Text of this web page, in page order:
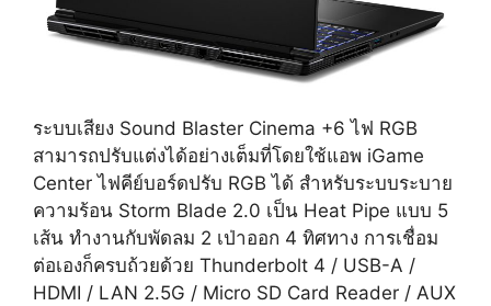
ระบบเสียง Sound Blaster Cinema +6 ไฟ RGB
สามารถปรับแต่งได้อย่างเต็มที่โดยใช้แอพ iGame
Center ไฟคีย์บอร์ดปรับ RGB ได้ สำหรับระบบระบาย
ความร้อน Storm Blade 2.0 เป็น Heat Pipe แบบ 5
เส้น ทำงานกับพัดลม 2 เป่าออก 4 ทิศทาง การเชื่อม
ต่อเองก็ครบถ้วยด้วย Thunderbolt 4 / USB-A /
HDMI / LAN 2.5G / Micro SD Card Reader / AUX